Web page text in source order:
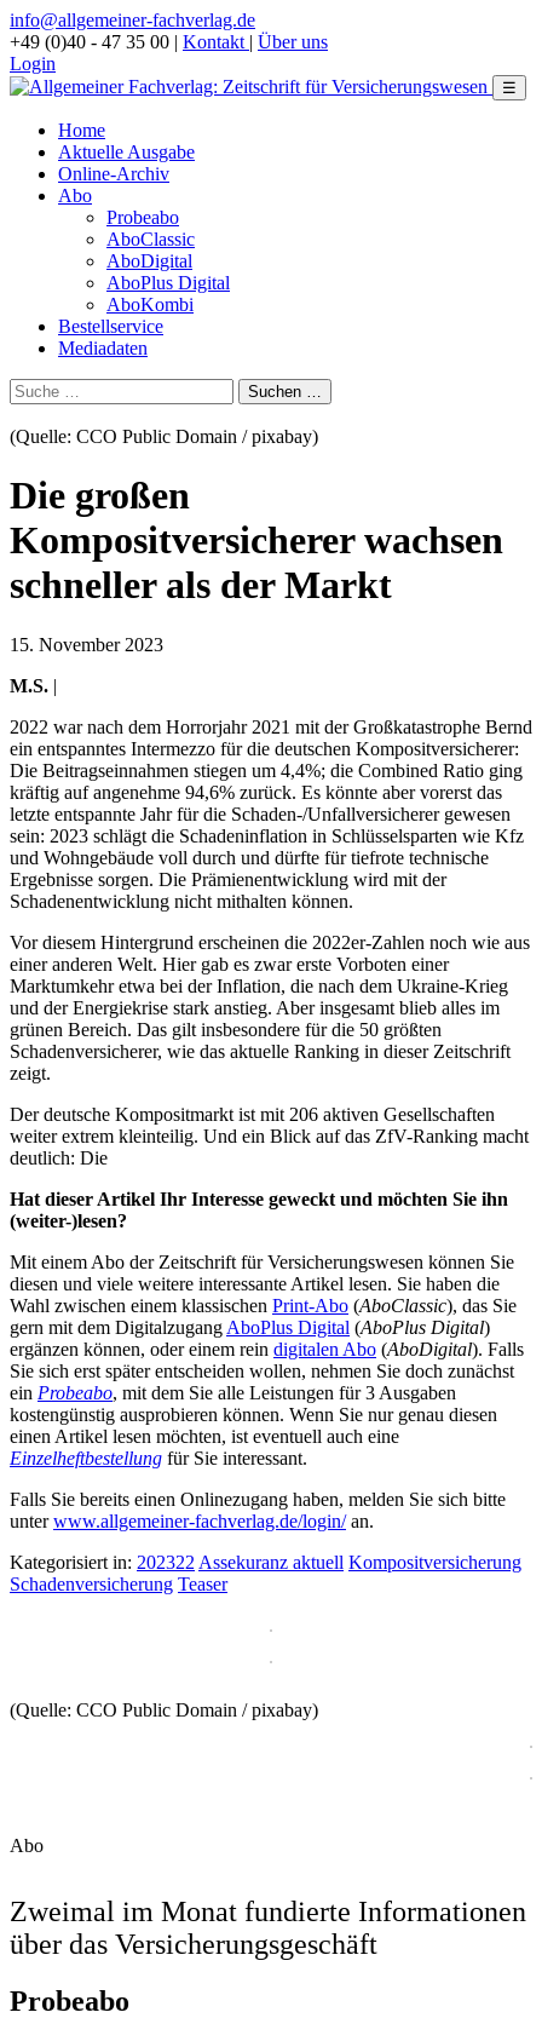
info@allgemeiner-fachverlag.de
+49 (0)40 - 47 35 00 | Kontakt | Über uns
Login
☰
Home
Aktuelle Ausgabe
Online-Archiv
Abo
Probeabo
AboClassic
AboDigital
AboPlus Digital
AboKombi
Bestellservice
Mediadaten
(Quelle: CCO Public Domain / pixabay)
Die großen
Kompositversicherer wachsen
schneller als der Markt
15. November 2023
M.S. |
2022 war nach dem Horrorjahr 2021 mit der Großkatastrophe Bernd
ein entspanntes Intermezzo für die deutschen Kompositversicherer:
Die Beitragseinnahmen stiegen um 4,4%; die Combined Ratio ging
kräftig auf angenehme 94,6% zurück. Es könnte aber vorerst das
letzte entspannte Jahr für die Schaden-/Unfallversicherer gewesen
sein: 2023 schlägt die Schadeninflation in Schlüsselsparten wie Kfz
und Wohngebäude voll durch und dürfte für tiefrote technische
Ergebnisse sorgen. Die Prämienentwicklung wird mit der
Schadenentwicklung nicht mithalten können.
Vor diesem Hintergrund erscheinen die 2022er-Zahlen noch wie aus
einer anderen Welt. Hier gab es zwar erste Vorboten einer
Marktumkehr etwa bei der Inflation, die nach dem Ukraine-Krieg
und der Energiekrise stark anstieg. Aber insgesamt blieb alles im
grünen Bereich. Das gilt insbesondere für die 50 größten
Schadenversicherer, wie das aktuelle Ranking in dieser Zeitschrift
zeigt.
Der deutsche Kompositmarkt ist mit 206 aktiven Gesellschaften
weiter extrem kleinteilig. Und ein Blick auf das ZfV-Ranking macht
deutlich: Die
Hat dieser Artikel Ihr Interesse geweckt und möchten Sie ihn
(weiter-)lesen?
Mit einem Abo der Zeitschrift für Versicherungswesen können Sie
diesen und viele weitere interessante Artikel lesen. Sie haben die
Wahl zwischen einem klassischen Print-Abo (AboClassic), das Sie
gern mit dem Digitalzugang AboPlus Digital (AboPlus Digital)
ergänzen können, oder einem rein digitalen Abo (AboDigital). Falls
Sie sich erst später entscheiden wollen, nehmen Sie doch zunächst
ein Probeabo, mit dem Sie alle Leistungen für 3 Ausgaben
kostengünstig ausprobieren können. Wenn Sie nur genau diesen
einen Artikel lesen möchten, ist eventuell auch eine
Einzelheftbestellung für Sie interessant.
Falls Sie bereits einen Onlinezugang haben, melden Sie sich bitte
unterwww.allgemeiner-fachverlag.de/login/an.
Kategorisiert in: 202322 Assekuranz aktuell Kompositversicherung
Schadenversicherung Teaser
(Quelle: CCO Public Domain / pixabay)
Abo
Zweimal im Monat fundierte Informationen
über das Versicherungsgeschäft
Probeabo